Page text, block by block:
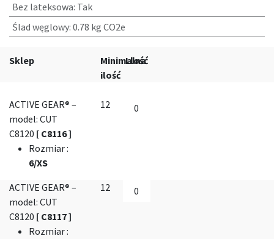
Bez lateksowa: Tak
Ślad węglowy: 0.78 kg CO2e
Sklep
Minimalna
ilość
Llość
ACTIVE GEAR® –
model: CUT
C8120 [ C8116 ]
Rozmiar:
6/XS
12
ACTIVE GEAR® –
model: CUT
C8120 [ C8117 ]
Rozmiar:
12